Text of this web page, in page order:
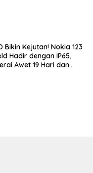
Bikin Kejutan! Nokia 123
Hadir dengan IP65,
Awet 19 Hari dan